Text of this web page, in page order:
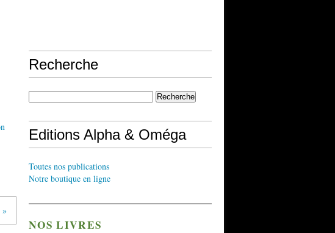
Recherche
Editions Alpha & Oméga
Toutes nos publications
Notre boutique en ligne
NOS LIVRES